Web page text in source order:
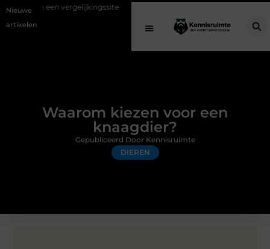
Nieuwe
artikelen
Schenking aan een goed doel: waarom geven
Waarom kiezen voor een
knaagdier?
DIEREN
Gepubliceerd Door Kennisruimte